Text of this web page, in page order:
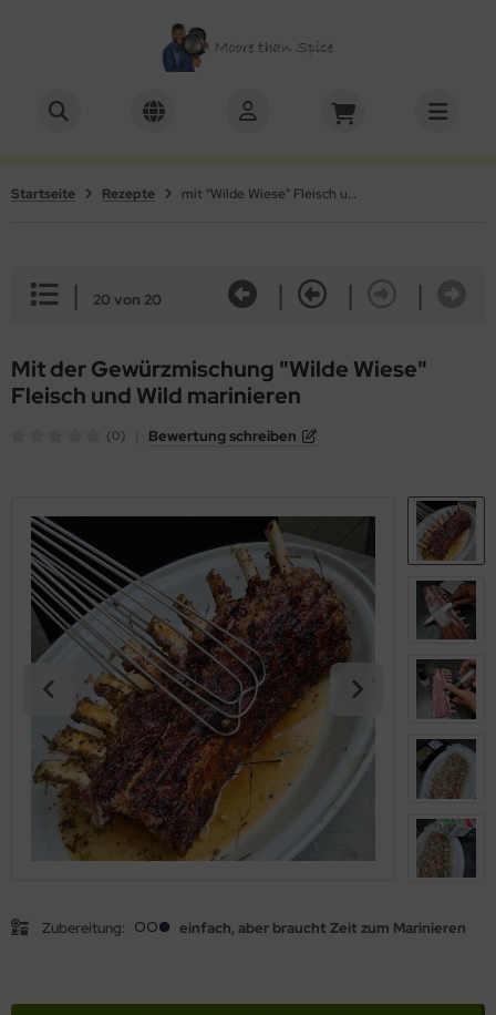
Startseite Rezepte mit "Wilde Wiese" Fleisch und Wild marinieren
| 20 von 20 | | |
Mit der Gewürzmischung "Wilde Wiese"
Fleisch und Wild marinieren
(0) Bewertung schreiben
Zubereitung: einfach, aber braucht Zeit zum Marinieren
ohne Salz